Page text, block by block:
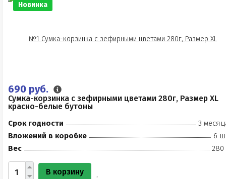
Новинка
690 руб.
Сумка-корзинка с зефирными цветами 280г, Размер XL
красно-белые бутоны
Срок годности
3
Вложений в коробке
6
Вес
280
В корзину